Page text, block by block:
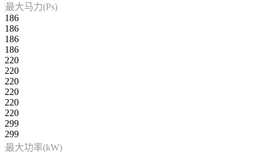
最大马力(Ps)
186
186
186
186
220
220
220
220
220
220
299
299
最大功率(kW)